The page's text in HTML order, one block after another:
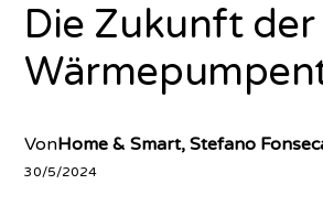
Die Zukunft der
VonHome & Smart, Stefano
30/5/2024